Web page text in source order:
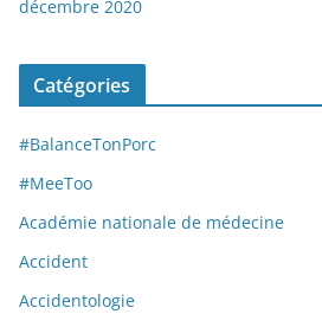
décembre 2020
Catégories
#BalanceTonPorc
#MeeToo
Académie nationale de médecine
Accident
Accidentologie